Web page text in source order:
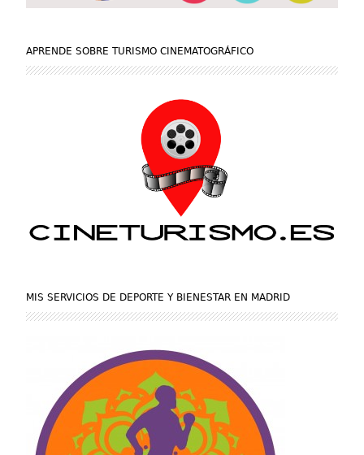
APRENDE SOBRE TURISMO CINEMATOGRÁFICO
MIS SERVICIOS DE DEPORTE Y BIENESTAR EN MADRID